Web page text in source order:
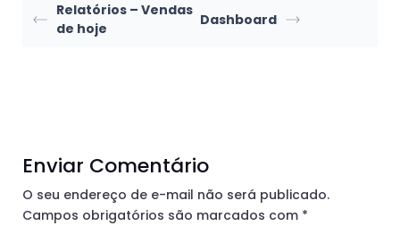
Relatórios – Vendas
de hoje
Dashboard
Enviar Comentário
O seu endereço de e-mail não será publicado.
Campos obrigatórios são marcados com *